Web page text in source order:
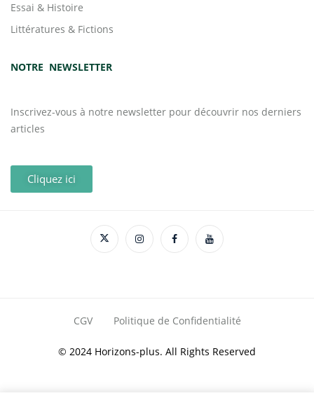
Essai & Histoire
Littératures & Fictions
NOTRE NEWSLETTER
Inscrivez-vous à notre newsletter pour découvrir nos derniers
articles
Cliquez ici
CGV Politique de Confidentialité
© 2024 Horizons-plus. All Rights Reserved